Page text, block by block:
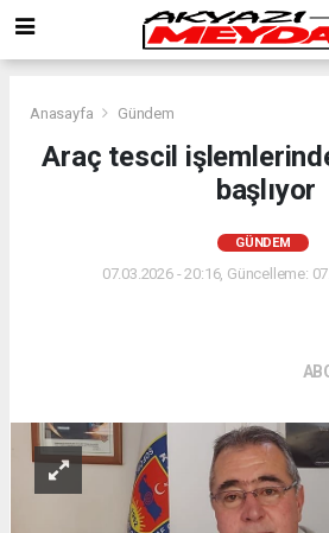
Anasayfa Gündem
Araç tescil
başlıyor
GÜNDEM
07.03.2026 - 20:16, Güncelleme: